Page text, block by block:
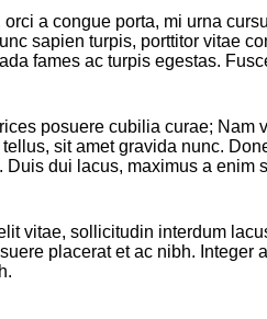
a congue porta, mi urna
sapien turpis, porttitor vitae
fames ac turpis egestas.
posuere cubilia curae; Nam
sit amet gravida nunc.
dui lacus, maximus a enim
vitae, sollicitudin interdum
placerat et ac nibh. Integer